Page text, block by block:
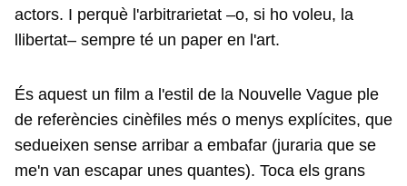
actors. I perquè l'arbitrarietat –o, si ho voleu, la
llibertat– sempre té un paper en l'art.
És aquest un film a l'estil de la Nouvelle Vague ple
de referències cinèfiles més o menys explícites, que
sedueixen sense arribar a embafar (juraria que se
me'n van escapar unes quantes). Toca els grans